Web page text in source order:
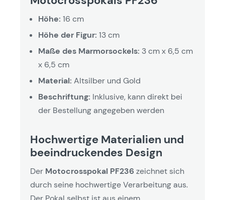
Höhe: 16 cm
Höhe der Figur: 13 cm
Maße des Marmorsockels: 3 cm x 6,5 cm
x 6,5 cm
Material: Altsilber und Gold
Beschriftung: Inklusive, kann direkt bei
der Bestellung angegeben werden
Hochwertige Materialien und
beeindruckendes Design
Der Motocrosspokal PF236zeichnet sich
durch seine hochwertige Verarbeitung aus.